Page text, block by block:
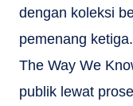
dengan koleksi
pemenang ketiga.
The Way We
publik lewat